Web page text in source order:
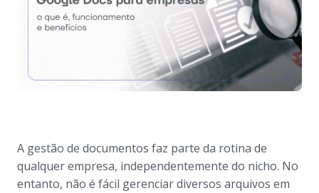
A gestão de documentos faz parte da rotina de
qualquer empresa, independentemente do nicho. No
entanto, não é fácil gerenciar diversos arquivos em